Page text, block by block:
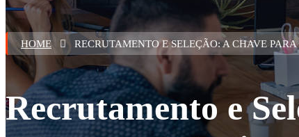
HOME RECRUTAMENTO E SELEÇÃO: A CHAVE
Recrutamento e